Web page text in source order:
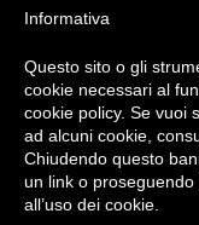
Informativa
Questo sito o gli
cookie necessari al
cookie policy. Se vuoi
ad alcuni cookie,
Chiudendo questo
un link o
all’uso dei cookie.